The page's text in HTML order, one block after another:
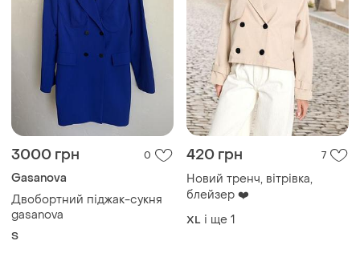
3000 грн 0
Gasanova
Двобортний піджак-сукня
gasanova
S
420 грн 7
Новий тренч, вітрівка,
блейзер ❤️
XL і ще 1